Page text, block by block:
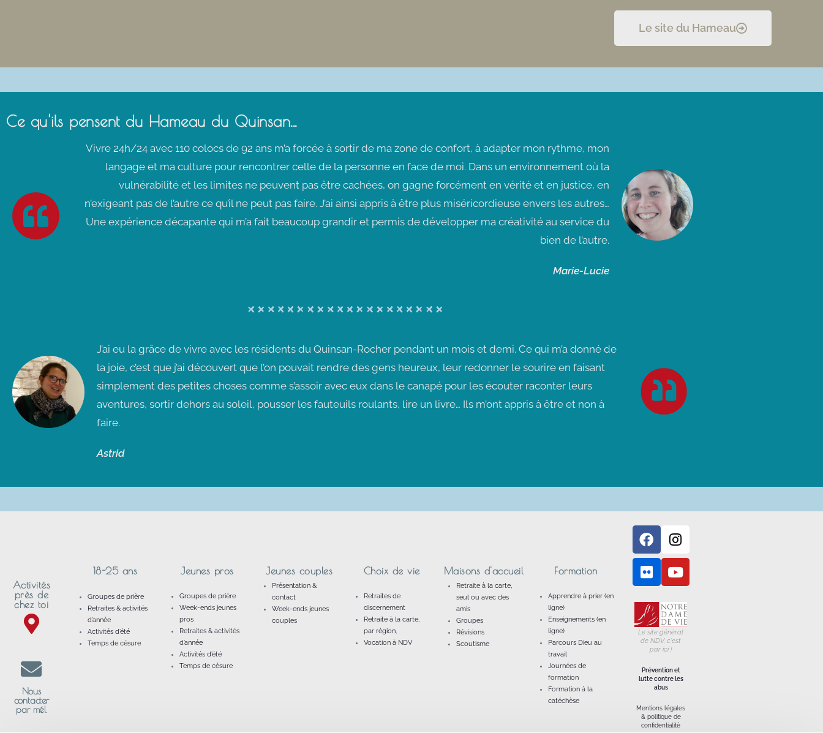
Le site du Hameau
Ce qu'ils pensent du Hameau du Quinsan...
Vivre 24h/24 avec 110 colocs de 92 ans m’a forcée à sortir de ma zone de confort, à adapter mon rythme, mon
langage et ma culture pour rencontrer celle de la personne en face de moi. Dans un environnement où la
vulnérabilité et les limites ne peuvent pas être cachées, on gagne forcément en vérité et en justice, en
n’exigeant pas de l’autre ce qu’il ne peut pas faire. J’ai ainsi appris à être plus miséricordieuse envers les autres…
Une expérience décapante qui m’a fait beaucoup grandir et permis de développer ma créativité au service du
bien de l’autre.
Marie-Lucie
J’ai eu la grâce de vivre avec les résidents du Quinsan-Rocher pendant un mois et demi. Ce qui m’a donné de
la joie, c’est que j’ai découvert que l’on pouvait rendre des gens heureux, leur redonner le sourire en faisant
simplement des petites choses comme s’assoir avec eux dans le canapé pour les écouter raconter leurs
aventures, sortir dehors au soleil, pousser les fauteuils roulants, lire un livre… Ils m’ont appris à être et non à
faire.
Astrid
Activités
près de
chez toi
Nous
contacter
par mél
18-25 ans
Groupes de prière
Retraites & activités
d’année
Activités d’été
Temps de césure
Jeunes pros
Groupes de prière
Week-ends jeunes
pros
Retraites & activités
d’année
Activités d’été
Temps de césure
Jeunes couples
Présentation &
contact
Week-ends jeunes
couples
Choix de vie
Retraites de
discernement
Retraite à la carte,
par région,
Vocation à NDV
Maisons d'accueil
Retraite à la carte,
seul ou avec des
amis
Groupes
Révisions
Scoutisme
Formation
Apprendre à prier (en
ligne)
Enseignements (en
ligne)
Parcours Dieu au
travail
Journées de
formation
Formation à la
catéchèse
Le site général
de NDV, c'est
par ici !
Prévention et
lutte contre les
abus
Mentions légales
& politique de
confidentialité